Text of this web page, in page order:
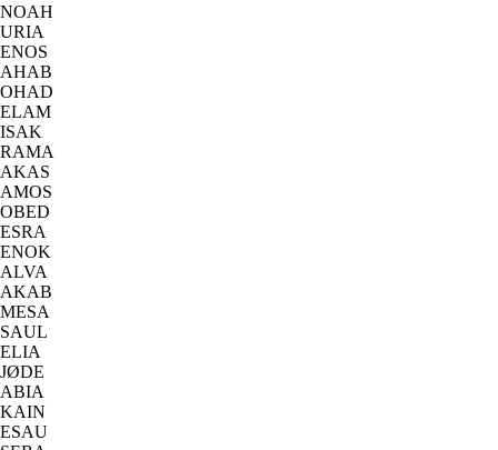
NOAH
URIA
ENOS
AHAB
OHAD
ELAM
ISAK
RAMA
AKAS
AMOS
OBED
ESRA
ENOK
ALVA
AKAB
MESA
SAUL
ELIA
JØDE
ABIA
KAIN
ESAU